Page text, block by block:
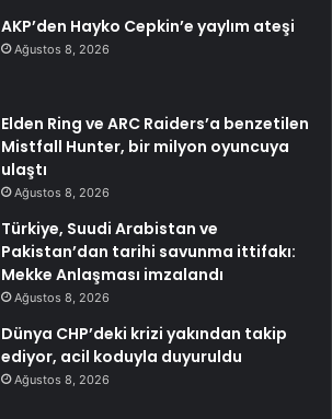
AKP’den Hayko Cepkin’e yaylım ateşi
Ağustos 8, 2026
Elden Ring ve ARC Raiders’a benzetilen
Mistfall Hunter, bir milyon oyuncuya
ulaştı
Ağustos 8, 2026
Türkiye, Suudi Arabistan ve
Pakistan’dan tarihi savunma ittifakı:
Mekke Anlaşması imzalandı
Ağustos 8, 2026
Dünya CHP’deki krizi yakından takip
ediyor, acil koduyla duyuruldu
Ağustos 8, 2026